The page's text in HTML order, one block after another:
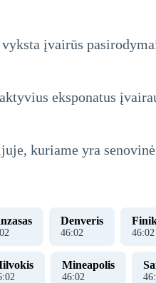
įvairūs
eksponatus
kuriame yra
02
Denveris
46:02 46:02
:02
Mineapolis
46:02 46: